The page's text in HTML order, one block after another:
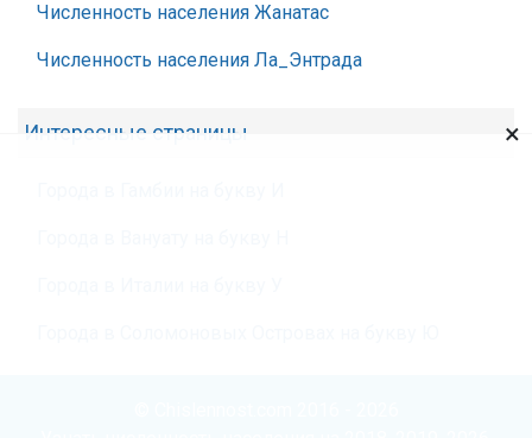
Численность населения Жанатас
Численность населения Ла_Энтрада
Интересные страницы ×